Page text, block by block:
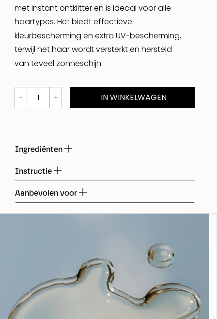
met instant ontklitter en is ideaal voor alle
haartypes. Het biedt effectieve
kleurbescherming en extra UV-bescherming,
terwijl het haar wordt versterkt en hersteld
van teveel zonneschijn.
Ingrediënten
Instructie
Aanbevolen voor
IN WINKELWAGEN